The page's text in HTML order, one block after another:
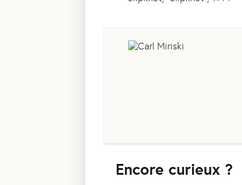
Encore curieux ?